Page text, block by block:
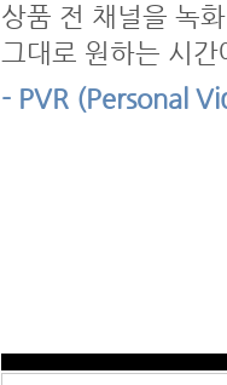
상품 전 채널을 녹
그대로 원하는 시
- PVR (Personal